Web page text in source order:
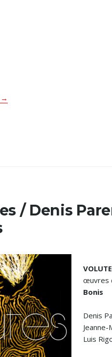
→
/ Denis
œuvres
Bonis
Denis
Luis